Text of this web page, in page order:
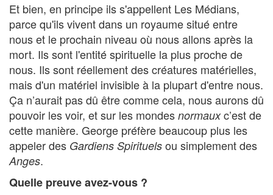
Et bien, en principe ils s'appellent Les Médians,
parce qu'ils vivent dans un royaume situé entre
nous et le prochain niveau où nous allons après la
mort. Ils sont l'entité spirituelle la plus proche de
nous. Ils sont réellement des créatures matérielles,
mais d'un matériel invisible à la plupart d'entre nous.
Ça n’aurait pas dû être comme cela, nous aurons dû
pouvoir les voir, et sur les mondes normauxc’est de
cette manière. George préfère beaucoup plus les
appeler des Gardiens Spirituels ou simplement des
Anges.
Quelle preuve avez-vous ?